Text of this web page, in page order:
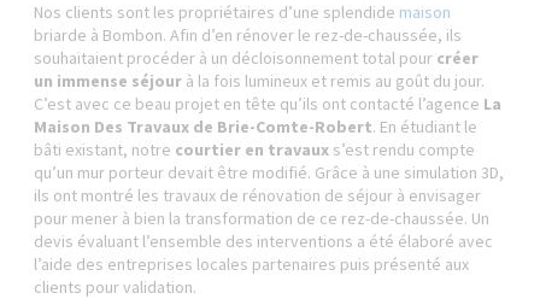
Nos clients sont les propriétaires d’une splendide maison
briarde à Bombon. Afin d’en rénover le rez-de-chaussée, ils
souhaitaient procéder à un décloisonnement total pour créer
un immense séjour à la fois lumineux et remis au goût du jour.
C’est avec ce beau projet en tête qu’ils ont contacté l’agence La
Maison Des Travaux de Brie-Comte-Robert. En étudiant le
bâti existant, notre courtier en travaux s’est rendu compte
qu’un mur porteur devait être modifié. Grâce à une simulation 3D,
ils ont montré les travaux de rénovation de séjour à envisager
pour mener à bien la transformation de ce rez-de-chaussée. Un
devis évaluant l’ensemble des interventions a été élaboré avec
l’aide des entreprises locales partenaires puis présenté aux
clients pour validation.